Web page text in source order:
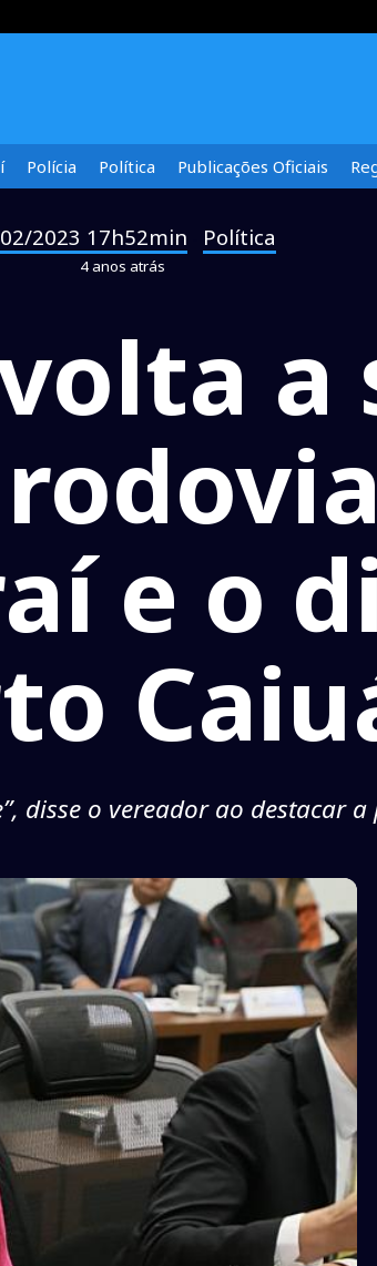
Polícia Política Publicações Oficiais
2023 17h52min Política
4 anos atrás
e o
disse o vereador ao destacar